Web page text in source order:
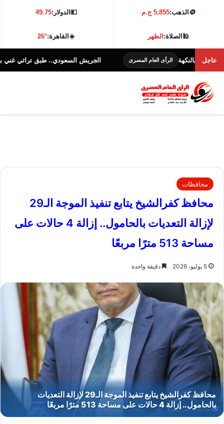
🪙 الذهب:5,855 ج.م 💵الدولار:49.75
🕌الصلاة:الظهر ☀️القاهرة:26°
عاجلالرأى العام المصرى الجريش السعودي.. طبق تراثي غني بالنكهة
محافظات
محافظ كفرالشيخ يتابع تنفيذ الموجة الـ29
لإزالة التعديات بالحامول.. إزالة 4 حالات على
مساحة 513 مترًا مربعًا
5 يوليو، 2026 دقيقة واحدة
محافظ كفرالشيخ